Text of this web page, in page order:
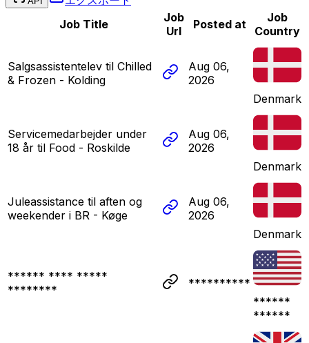
Job Title
Job
Url
Posted at
Job
Country
Salgsassistentelev til Chilled
& Frozen - Kolding
Aug 06,
2026
Denmark
Servicemedarbejder under
18 år til Food - Roskilde
Aug 06,
2026
Denmark
Juleassistance til aften og
weekender i BR - Køge
Aug 06,
2026
Denmark
****** **** *****
********
**********
******
******